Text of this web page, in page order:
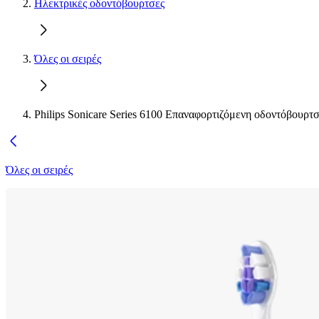
Ηλεκτρικές οδοντόβουρτσες
Όλες οι σειρές
Philips Sonicare Series 6100 Επαναφορτιζόμενη
Όλες οι σειρές